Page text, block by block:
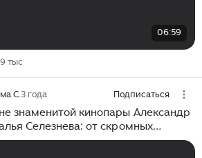
06:59
тыс
С. 3 года Подписаться
знаменитой кинопары Александр
Селезнева: от скромных
зрелой пары